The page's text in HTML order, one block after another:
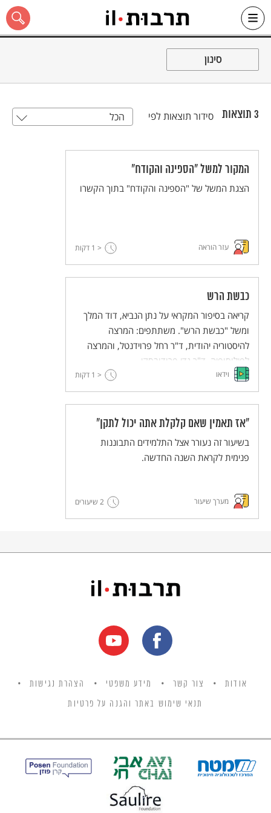
Skip
כל האתר
סינון
3 תוצאות סידור תוצאות לפי הכל
המקור למשל "הספינה והקודח"
הצגת המשל של "הספינה והקודח" בתוך הקשרו
עזר הוראה < 1 דקות
כבשת הרש
קריאה בסיפור המקראי על נתן הנביא, דוד המלך
ומשל "כבשת הרש". משתתפים: המרצה
להיסטוריה יהודית, ד"ר רחל פרוידנטל, והמרצה
לפילוסופיה, ד"ר גדי פרודובסקי.
וידאו < 1 דקות
״אז תאמין שאם קלקלת אתה יכול לתקן״
בשיעור זה נעורר אצל התלמידים התבוננות
פנימית לקראת השנה החדשה.
מערך שיעור 2 שיעורים
אודות צור קשר מידע משפטי הצהרת נגישות
תנאי שימוש באתר והגנה על פרטיות